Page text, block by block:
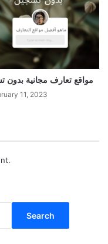
مواقع تعارف مجانية بدون
11, 2023
Search